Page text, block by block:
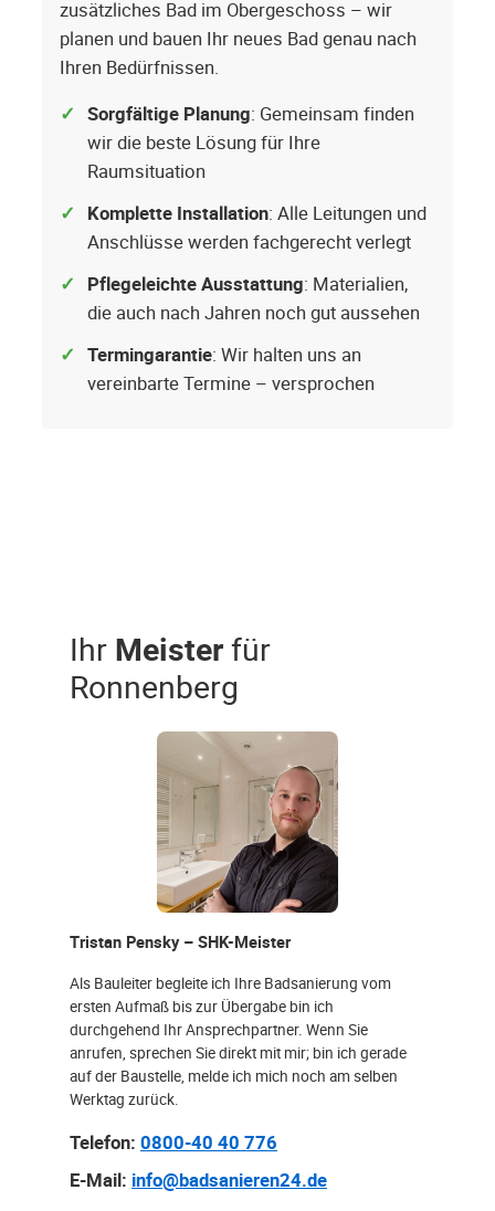
zusätzliches Bad im Obergeschoss – wir
planen und bauen Ihr neues Bad genau nach
Ihren Bedürfnissen.
Sorgfältige Planung: Gemeinsam finden
wir die beste Lösung für Ihre
Raumsituation
Komplette Installation: Alle Leitungen und
Anschlüsse werden fachgerecht verlegt
Pflegeleichte Ausstattung: Materialien,
die auch nach Jahren noch gut aussehen
Termingarantie: Wir halten uns an
vereinbarte Termine – versprochen
Ihr Meisterfür
Ronnenberg
Tristan Pensky – SHK-Meister
Als Bauleiter begleite ich Ihre Badsanierung vom
ersten Aufmaß bis zur Übergabe bin ich
durchgehend Ihr Ansprechpartner. Wenn Sie
anrufen, sprechen Sie direkt mit mir; bin ich gerade
auf der Baustelle, melde ich mich noch am selben
Werktag zurück.
Telefon: 0800-40 40 776
E-Mail: info@badsanieren24.de